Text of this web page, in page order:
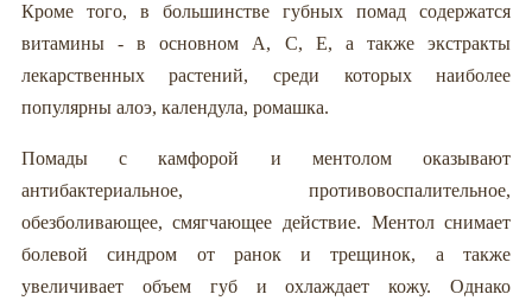
Кроме того, в большинстве губных помад содержатся
витамины - в основном А, С, Е, а также экстракты
лекарственных растений, среди которых наиболее
популярны алоэ, календула, ромашка.
Помады с камфорой и ментолом оказывают
антибактериальное, противовоспалительное,
обезболивающее, смягчающее действие. Ментол снимает
болевой синдром от ранок и трещинок, а также
увеличивает объем губ и охлаждает кожу. Однако